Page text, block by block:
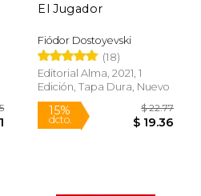
El Jugador
Fiódor Dostoyevski
(18)
Editorial Alma, 2021, 1
Edición, Tapa Dura, Nuevo